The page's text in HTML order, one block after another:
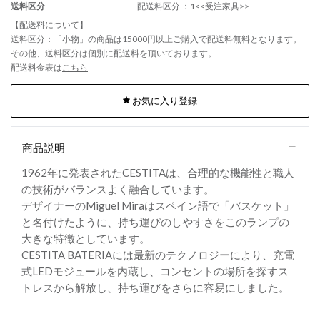
送料区分
配送料区分 ：1<<受注家具>>
【配送料について】
送料区分：「小物」の商品は15000円以上ご購入で配送料無料となります。
その他、送料区分は個別に配送料を頂いております。
配送料金表はこちら
お気に入り登録
商品説明
1962年に発表されたCESTITAは、合理的な機能性と職人
の技術がバランスよく融合しています。
デザイナーのMiguel Miraはスペイン語で「バスケット」
と名付けたように、持ち運びのしやすさをこのランプの
大きな特徴としています。
CESTITA BATERIAには最新のテクノロジーにより、充電
式LEDモジュールを内蔵し、コンセントの場所を探すス
トレスから解放し、持ち運びをさらに容易にしました。